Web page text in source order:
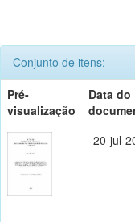
Conjunto de itens:
Pré-
visualização
Data do
20-jul-